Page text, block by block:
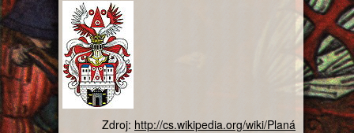
Zdroj: http://cs.wikipedia.org/wiki/Planá